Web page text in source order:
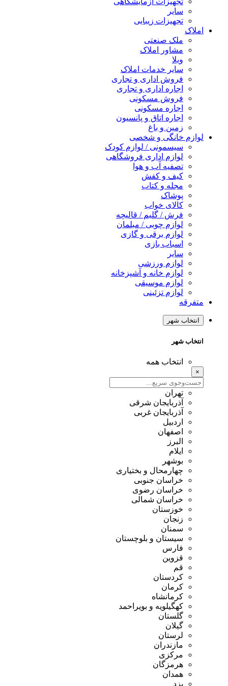
سایر
تجهیزات زیبایی
املاک
ملک صنعتی
مشاور املاک
ویلا
سایر خدمات املاک
فروش اداری و تجاری
اجاره اداری و تجاری
فروش مسکونی
اجاره مسکونی
اجاره اتاق و پانسیون
زمین و باغ
لوازم خانگی و شخصی
سیسمونی / لوازم کودک
لوازم اداری فروشگاهی
تصفیه آب و هوا
کیف و کفش
مجله و کتاب
پوشاک
کالای خواب
فرش / گلیم / قالیچه
لوازم چوبی / مبلمان
لوازم برقی و گازی
اسباب بازی
سایر
لوازم ورزشی
لوازم خانه و آشپزخانه
لوازم موسیقی
لوازم تزئینی
متفرقه
انتخاب شهر
انتخاب شهر
انتخاب همه
تهران
آذربایجان شرقی
آذربایجان غربی
اردبیل
اصفهان
البرز
ایلام
بوشهر
چهارمحال و بختیاری
خراسان جنوبی
خراسان رضوی
خراسان شمالی
خوزستان
زنجان
سمنان
سیستان و بلوچستان
فارس
قزوین
قم
کردستان
کرمان
کرمانشاه
کهگیلویه و بویراحمد
گلستان
گیلان
لرستان
مازندران
مرکزی
هرمزگان
همدان
یزد